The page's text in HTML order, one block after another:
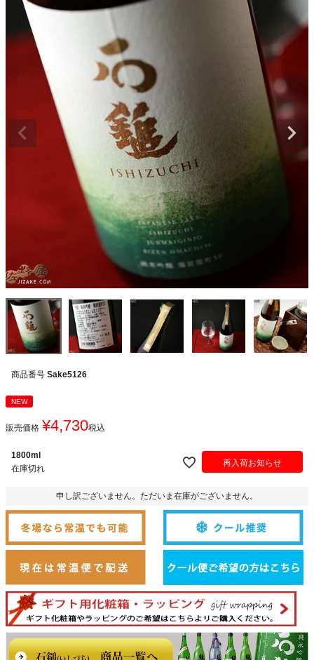
商品番号 Sake5126
NEW
販売価格 ¥4,730税込
1800ml
在庫切れ
再入荷お知らせ
申し訳ございません。ただいま在庫がございません。